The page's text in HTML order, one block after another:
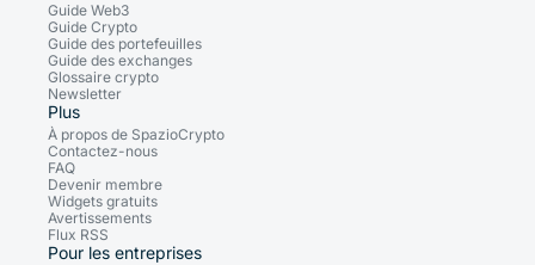
Guide Web3
Guide Crypto
Guide des portefeuilles
Guide des exchanges
Glossaire crypto
Newsletter
Plus
À propos de SpazioCrypto
Contactez-nous
FAQ
Devenir membre
Widgets gratuits
Avertissements
Flux RSS
Pour les entreprises